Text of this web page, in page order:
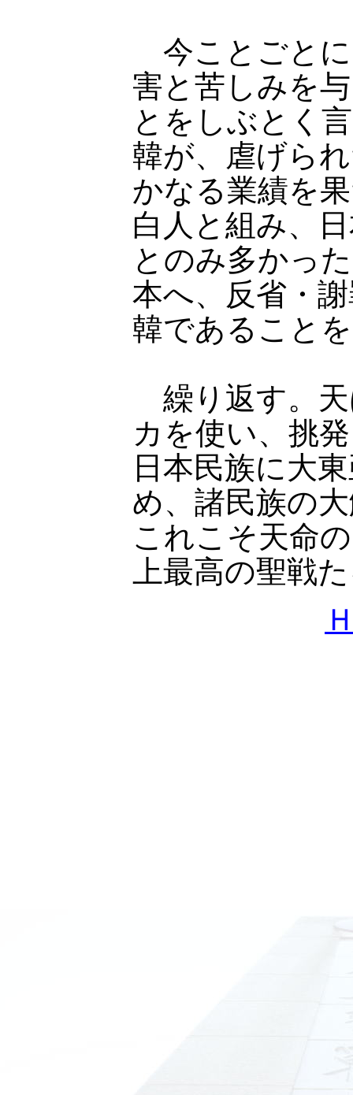
今ことごと
害と苦しみを
とをしぶとく
韓が、虐げら
かなる業績を
白人と組み、
とのみ多かっ
本へ、反省・
韓であること
繰り返す。天
カを使い、挑
日本民族に大
め、諸民族の
これこそ天命
上最高の聖戦